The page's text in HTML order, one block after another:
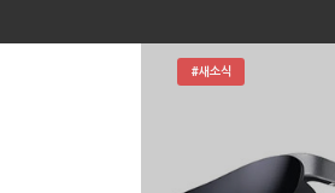
#새소식